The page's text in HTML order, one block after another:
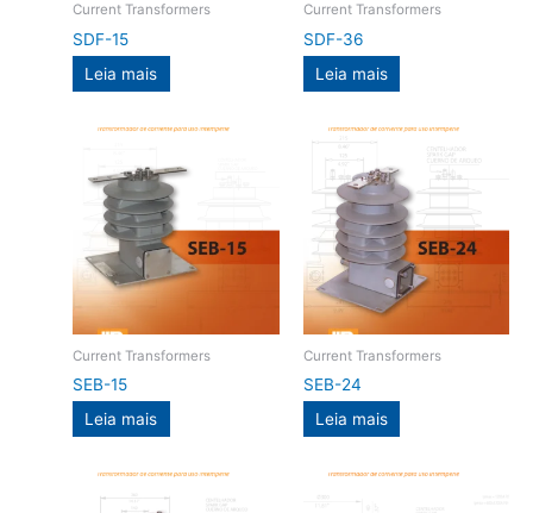
Current Transformers
SDF-15
Leia mais
Current Transformers
SDF-36
Leia mais
Current Transformers
SEB-15
Leia mais
Current Transformers
SEB-24
Leia mais